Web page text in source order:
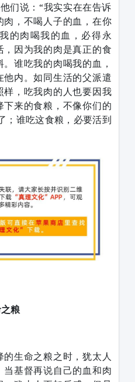
们说：“我实实在在告诉
，不喝人子的血，在你
的肉喝我的血，必得永
因为我的肉是真正的食
谁吃我的肉喝我的血，
内。如同生活的父派遣
样，吃我肉的人也要因我
来的食粮，不像你们的
；谁吃这食粮，必要活到
粮
生命之粮之时，犹太人
基督再说自己的血和肉